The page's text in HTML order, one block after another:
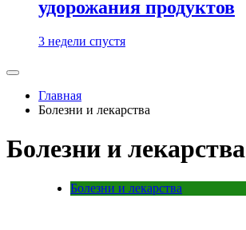
удорожания продуктов
3 недели спустя
Главная
Болезни и лекарства
Болезни и лекарства
Болезни и лекарства